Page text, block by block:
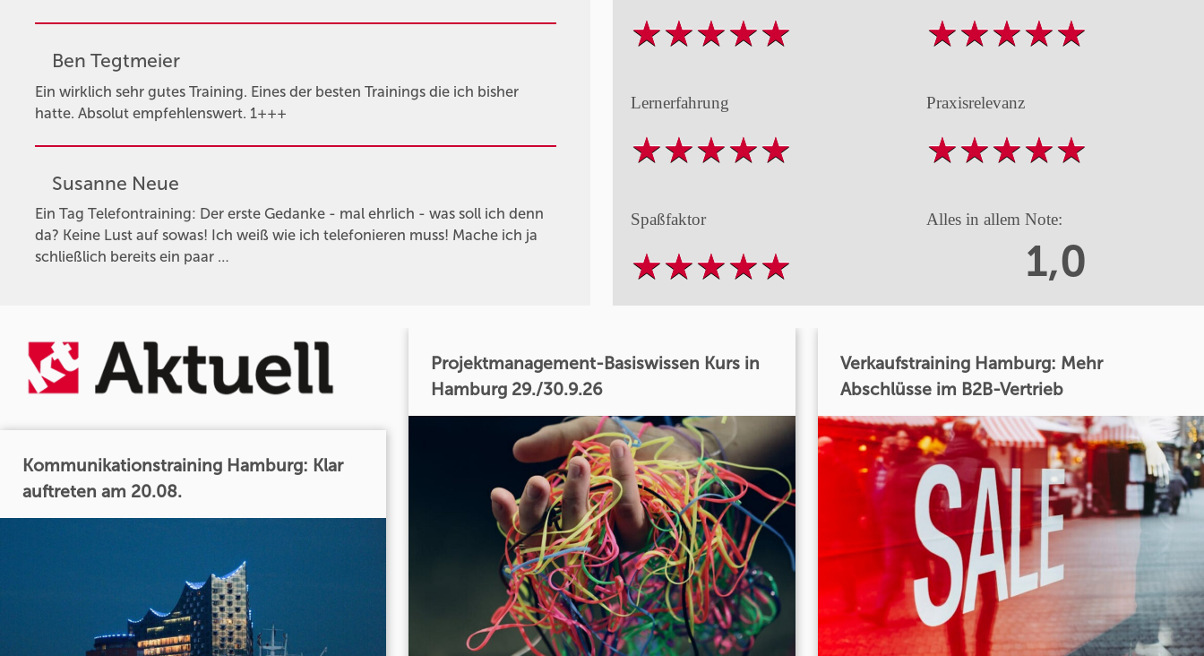
Ben Tegtmeier
Ein wirklich sehr gutes Training. Eines der besten Trainings die ich bisher
hatte. Absolut empfehlenswert. 1+++
Susanne Neue
Ein Tag Telefontraining: Der erste Gedanke - mal ehrlich - was soll ich denn
da? Keine Lust auf sowas! Ich weiß wie ich telefonieren muss! Mache ich ja
schließlich bereits ein paar …
Lernerfahrung Praxisrelevanz
Spaßfaktor Alles in allem Note:
1,0
Kommunikationstraining Hamburg: Klar
auftreten am 20.08.
Projektmanagement-Basiswissen Kurs in
Hamburg 29./30.9.26
Verkaufstraining Hamburg: Mehr
Abschlüsse im B2B-Vertrieb